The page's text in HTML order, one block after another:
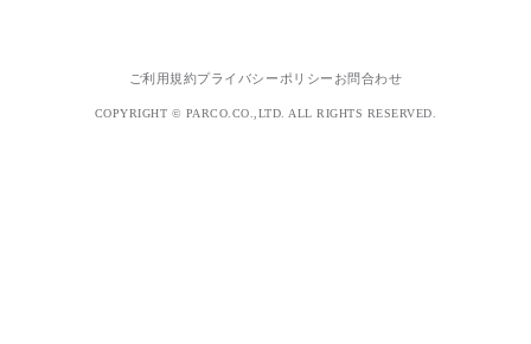
ご利用規約プライバシーポリシー お問合わせ
COPYRIGHT © PARCO.CO.,LTD. ALL RIGHTS RESERVED.